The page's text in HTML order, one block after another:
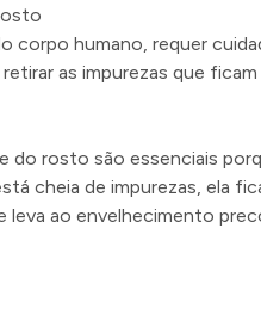
corpo humano, requer
as impurezas que
do rosto são essenciais
cheia de impurezas, ela
leva ao envelhecimento